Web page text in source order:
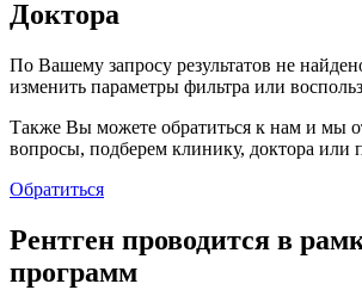
Доктора
По Вашему запросу результатов не
изменить параметры фильтра или
Также Вы можете обратиться к нам и мы
вопросы, подберем клинику, доктора или
Обратиться
Рентген проводится в
программ